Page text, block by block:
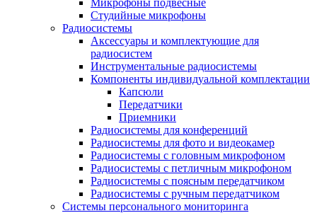
Микрофоны подвесные
Студийные микрофоны
Радиосистемы
Аксессуары и комплектующие для
радиосистем
Инструментальные радиосистемы
Компоненты индивидуальной комплектации
Капсюли
Передатчики
Приемники
Радиосистемы для конференций
Радиосистемы для фото и видеокамер
Радиосистемы с головным микрофоном
Радиосистемы с петличным микрофоном
Радиосистемы с поясным передатчиком
Радиосистемы с ручным передатчиком
Системы персонального мониторинга